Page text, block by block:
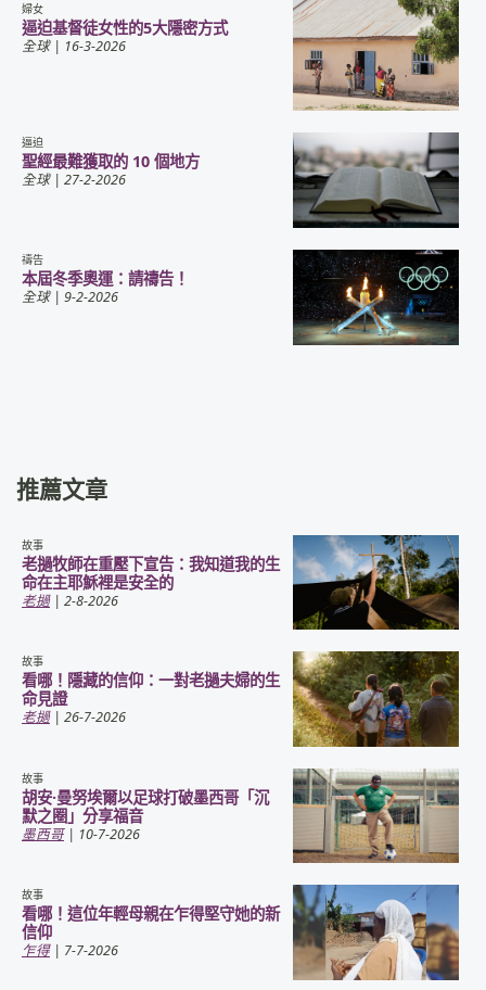
婦女
逼迫基督徒女性的5大隱密方式
全球| 16-3-2026
逼迫
聖經最難獲取的 10 個地方
全球| 27-2-2026
禱告
本屆冬季奧運：請禱告！
全球| 9-2-2026
推薦文章
故事
老撾牧師在重壓下宣告：我知道我的生
命在主耶穌裡是安全的
老撾| 2-8-2026
故事
看哪！隱藏的信仰：一對老撾夫婦的生
命見證
老撾| 26-7-2026
故事
胡安·曼努埃爾以足球打破墨西哥「沉
默之圈」分享福音
墨西哥| 10-7-2026
故事
看哪！這位年輕母親在乍得堅守她的新
信仰
乍得| 7-7-2026